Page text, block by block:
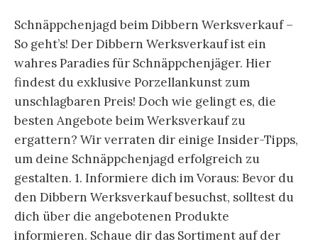
Schnäppchenjagd beim Dibbern Werksverkauf –
So geht’s! Der Dibbern Werksverkauf ist ein
wahres Paradies für Schnäppchenjäger. Hier
findest du exklusive Porzellankunst zum
unschlagbaren Preis! Doch wie gelingt es, die
besten Angebote beim Werksverkauf zu
ergattern? Wir verraten dir einige Insider-Tipps,
um deine Schnäppchenjagd erfolgreich zu
gestalten. 1. Informiere dich im Voraus: Bevor du
den Dibbern Werksverkauf besuchst, solltest du
dich über die angebotenen Produkte
informieren. Schaue dir das Sortiment auf der